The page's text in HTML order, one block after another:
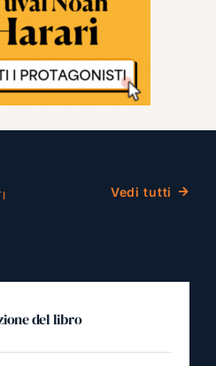
Vedi tutti
del libro